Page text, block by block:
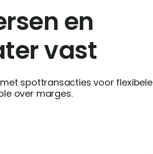
en
vast
spottransacties voor flexibele
over marges.